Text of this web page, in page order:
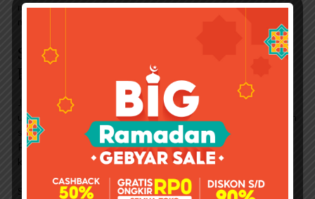
mempercepat pembaharuan sel kulit sehingga dapat
mengurangi kerutan wajah.
Sharing & Review] L’oreal
Extraordinary Oil For Colored Hair
Jangan lupa gunakan lotion pagi dengan SPF dan krim malam
untuk melembabkan wajah di malam hari. Kulit kering merupakan
salah satu penyebab kerutan pada wajah. Gunakan Olay
Regenerist Anti-Aging Cream yang cocok untuk usia 50 tahun
ke atas.
Setiap wanita memiliki masalah kulit yang berbeda-beda. Untuk